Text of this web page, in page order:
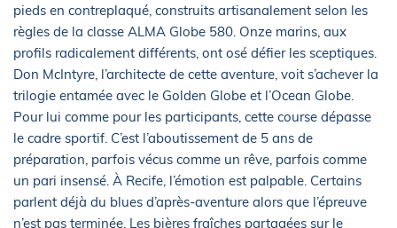
pieds en contreplaqué, construits artisanalement selon les
règles de la classe ALMA Globe 580. Onze marins, aux
profils radicalement différents, ont osé défier les sceptiques.
Don McIntyre, l’architecte de cette aventure, voit s’achever la
trilogie entamée avec le Golden Globe et l’Ocean Globe.
Pour lui comme pour les participants, cette course dépasse
le cadre sportif. C’est l’aboutissement de 5 ans de
préparation, parfois vécus comme un rêve, parfois comme
un pari insensé. À Recife, l’émotion est palpable. Certains
parlent déjà du blues d’après-aventure alors que l’épreuve
n’est pas terminée. Les bières fraîches partagées sur le